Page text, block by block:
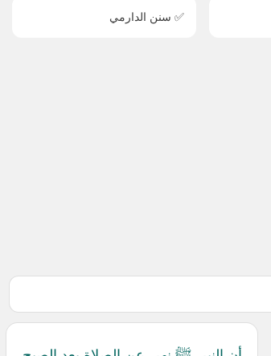
✅ سنن الدارمي